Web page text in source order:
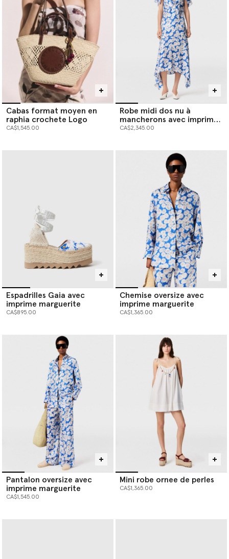
Cabas format moyen en
raphia crochete Logo
CA$1,545.00
Robe midi dos nu à
mancherons avec imprime
marguerite
CA$2,345.00
Espadrilles Gaia avec
imprime marguerite
CA$895.00
Chemise oversize avec
imprime marguerite
CA$1,365.00
Pantalon oversize avec
imprime marguerite
CA$1,545.00
Mini robe ornee de perles
CA$1,365.00